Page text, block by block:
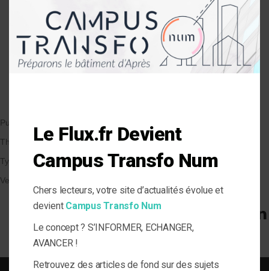
Me prévenir lors d'une réponse à mon
Publié le 03/01/2018
Thématique
Types de Bâtiment
Veille et solutions
Le Flux.fr Devient
Campus Transfo Num
Chers lecteurs, votre site d’actualités évolue et
devient Campus Transfo Num
Le concept ? S’INFORMER, ECHANGER,
AVANCER !
Retrouvez des articles de fond sur des sujets